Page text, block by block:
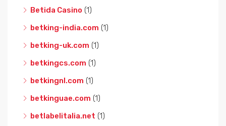
Betida Casino (1)
betking-india.com (1)
betking-uk.com (1)
betkingcs.com (1)
betkingnl.com (1)
betkinguae.com (1)
betlabelitalia.net (1)